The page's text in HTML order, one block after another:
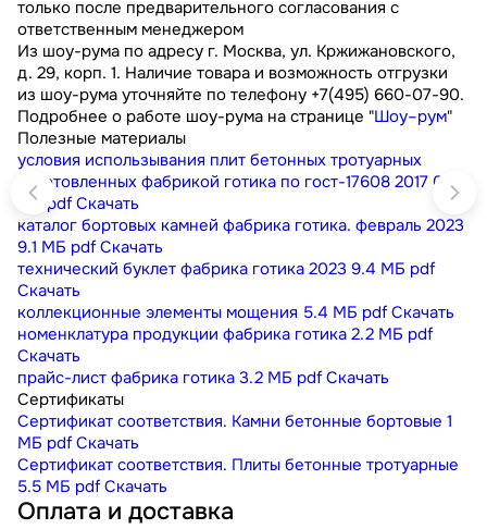
только после предварительного согласования с
ответственным менеджером
Из шоу-рума по адресу г. Москва, ул. Кржижановского,
д. 29, корп. 1. Наличие товара и возможность отгрузки
из шоу-рума уточняйте по телефону +7(495) 660-07-90.
Подробнее о работе шоу-рума на странице "Шоу–рум"
Полезные материалы
условия использывания плит бетонных тротуарных
изготовленных фабрикой готика по гост-17608 2017 0.3
МБ pdf Скачать
каталог бортовых камней фабрика готика. февраль 2023
9.1 МБ pdf Скачать
технический буклет фабрика готика 2023 9.4 МБ pdf
Скачать
коллекционные элементы мощения 5.4 МБ pdf Скачать
номенклатура продукции фабрика готика 2.2 МБ pdf
Скачать
прайс-лист фабрика готика 3.2 МБ pdf Скачать
Сертификаты
Сертификат соответствия. Камни бетонные бортовые 1
МБ pdf Скачать
Сертификат соответствия. Плиты бетонные тротуарные
5.5 МБ pdf Скачать
Оплата и доставка